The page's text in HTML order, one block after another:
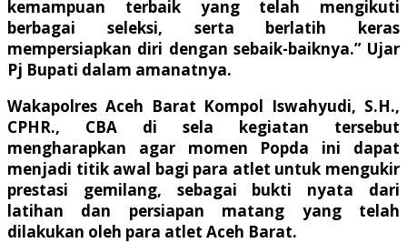
kemampuan terbaik yang telah mengikuti
berbagai seleksi, serta berlatih keras
mempersiapkan diri dengan sebaik-baiknya.” Ujar
Pj Bupati dalam amanatnya.
Wakapolres Aceh Barat Kompol Iswahyudi, S.H.,
CPHR., CBA di sela kegiatan tersebut
mengharapkan agar momen Popda ini dapat
menjadi titik awal bagi para atlet untuk mengukir
prestasi gemilang, sebagai bukti nyata dari
latihan dan persiapan matang yang telah
dilakukan oleh para atlet Aceh Barat.